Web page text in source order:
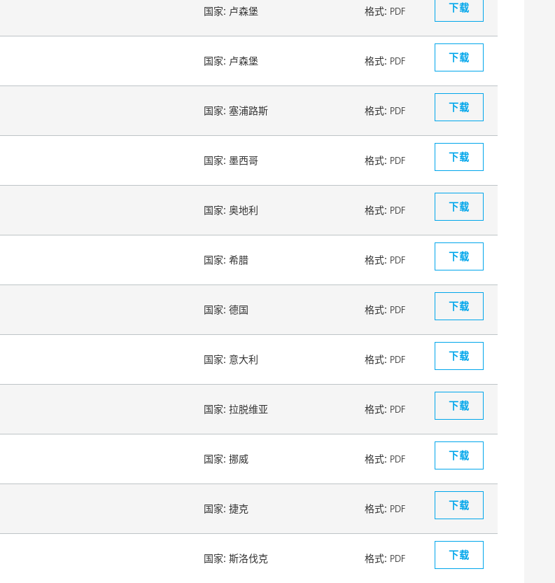
国家: 卢森堡 格式: PDF 下载
国家: 卢森堡 格式: PDF 下载
国家: 塞浦路斯 格式: PDF 下载
国家: 墨西哥 格式: PDF 下载
国家: 奥地利 格式: PDF 下载
国家: 希腊 格式: PDF 下载
国家: 德国 格式: PDF 下载
国家: 意大利 格式: PDF 下载
国家: 拉脱维亚 格式: PDF 下载
国家: 挪威 格式: PDF 下载
国家: 捷克 格式: PDF 下载
国家: 斯洛伐克 格式: PDF 下载